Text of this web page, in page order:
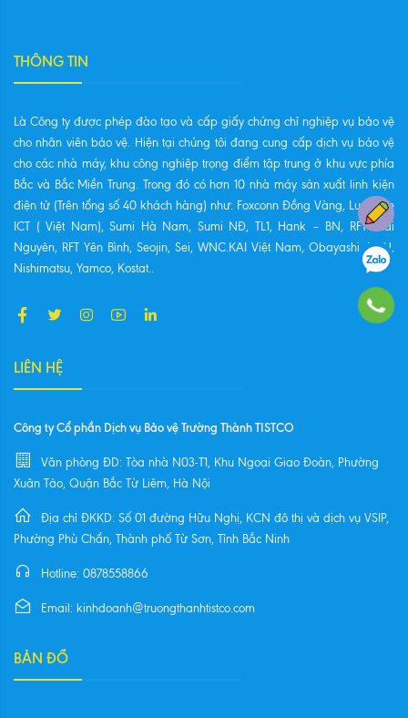
THÔNG TIN
Là Công ty được phép đào tạo và cấp giấy chứng chỉ nghiệp vụ bảo vệ
cho nhân viên bảo vệ. Hiện tại chúng tôi đang cung cấp dịch vụ bảo vệ
cho các nhà máy, khu công nghiệp trọng điểm tập trung ở khu vực phía
Bắc và Bắc Miền Trung. Trong đó có hơn 10 nhà máy sản xuất linh kiện
điện tử (Trên tổng số 40 khách hàng) như: Foxconn Đồng Vàng, Luxshare
ICT ( Việt Nam), Sumi Hà Nam, Sumi NĐ, TL1, Hank – BN, RFT Thái
Nguyên, RFT Yên Bình, Seojin, Sei, WNC.KAI Việt Nam, Obayashi, NSN,
Nishimatsu, Yamco, Kostat..
LIÊN HỆ
Công ty Cổ phần Dịch vụ Bảo vệ Trường Thành TISTCO
Văn phòng ĐD: Tòa nhà N03-T1, Khu Ngoại Giao Đoàn, Phường
Xuân Tảo, Quận Bắc Từ Liêm, Hà Nội
Địa chỉ ĐKKD: Số 01 đường Hữu Nghị, KCN đô thị và dịch vụ VSIP,
Phường Phù Chẩn, Thành phố Từ Sơn, Tỉnh Bắc Ninh
Hotline: 0878558866
Email: kinhdoanh@truongthanhtistco.com
BẢN ĐỒ